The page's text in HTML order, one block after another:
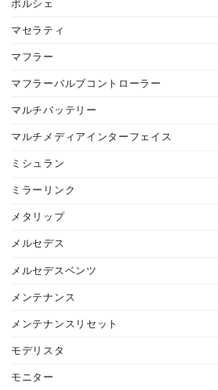
ポルシェ
マセラティ
マフラー
マフラーバルブコントローラー
マルチバッテリー
マルチメディアインターフェイス
ミシュラン
ミラーリンク
メタリップ
メルセデス
メルセデスベンツ
メンテナンス
メンテナンスリセット
モデリスタ
モニター